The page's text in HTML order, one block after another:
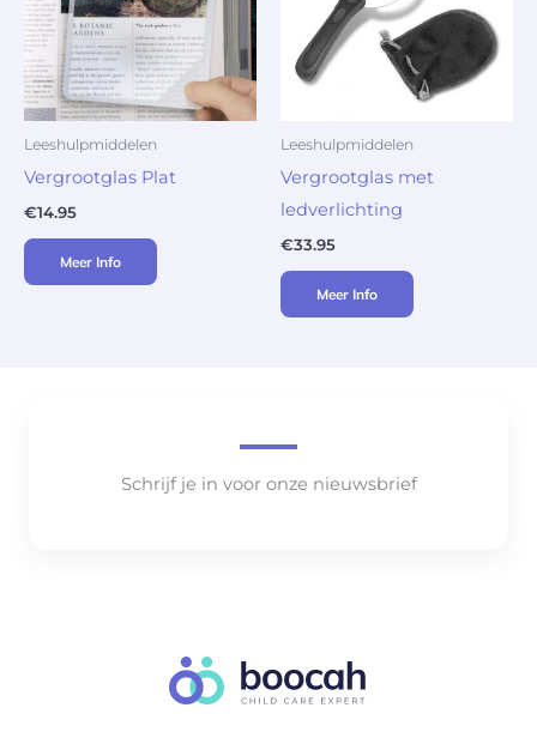
Leeshulpmiddelen
Vergrootglas Plat
€14.95
Meer Info
Leeshulpmiddelen
Vergrootglas met
ledverlichting
€33.95
Meer Info
Schrijf je in voor onze nieuwsbrief